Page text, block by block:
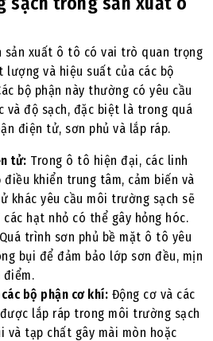
sản xuất ô tô có vai trò quan trọng
lượng và hiệu suất của các bộ
bộ phận này thường có yêu cầu
và độ sạch, đặc biệt là trong quá
điện tử, sơn phủ và lắp ráp.
tử: Trong ô tô hiện đại, các linh
khiển trung tâm, cảm biến và
khác yêu cầu môi trường sạch sẽ
hạt nhỏ có thể gây hỏng hóc.
Quá trình sơn phủ bề mặt ô tô yêu
bụi để đảm bảo lớp sơn đều, mịn
điểm.
bộ phận cơ khí: Động cơ và các
lắp ráp trong môi trường sạch
và tạp chất gây mài mòn hoặc